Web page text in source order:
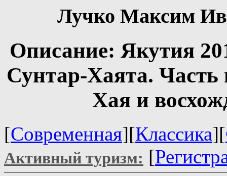
Лучко Максим
Описание: Якутия
Сунтар-Хаята. Часть
Хая и
[Современная][Классика][
Активный туризм: [